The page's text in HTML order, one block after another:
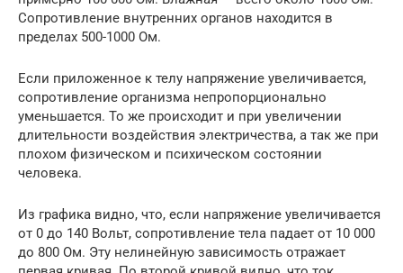
Сопротивление внутренних органов находится в
пределах 500-1000 Ом.
Если приложенное к телу напряжение увеличивается,
сопротивление организма непропорционально
уменьшается. То же происходит и при увеличении
длительности воздействия электричества, а так же при
плохом физическом и психическом состоянии
человека.
Из графика видно, что, если напряжение увеличивается
от 0 до 140 Вольт, сопротивление тела падает от 10 000
до 800 Ом. Эту нелинейную зависимость отражает